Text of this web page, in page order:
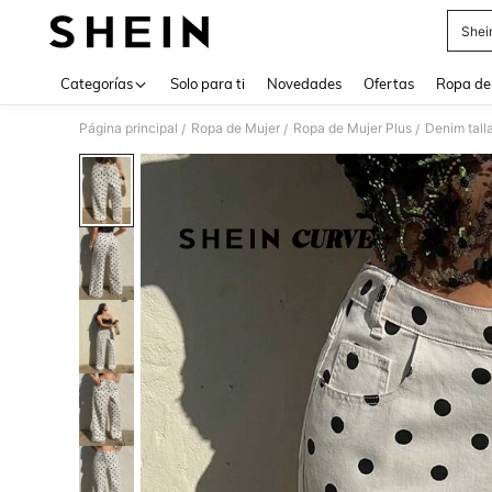
Categorías Solo para ti Novedades Ofertas Ropa
Página principal / Ropa de Mujer / Ropa de Mujer Plus / Denim